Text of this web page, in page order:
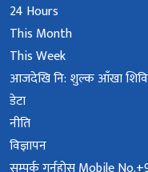
24 Hours
This Month
This Week
आजदेखि नि: शुल्क आँखा
डेटा
नीति
विज्ञापन